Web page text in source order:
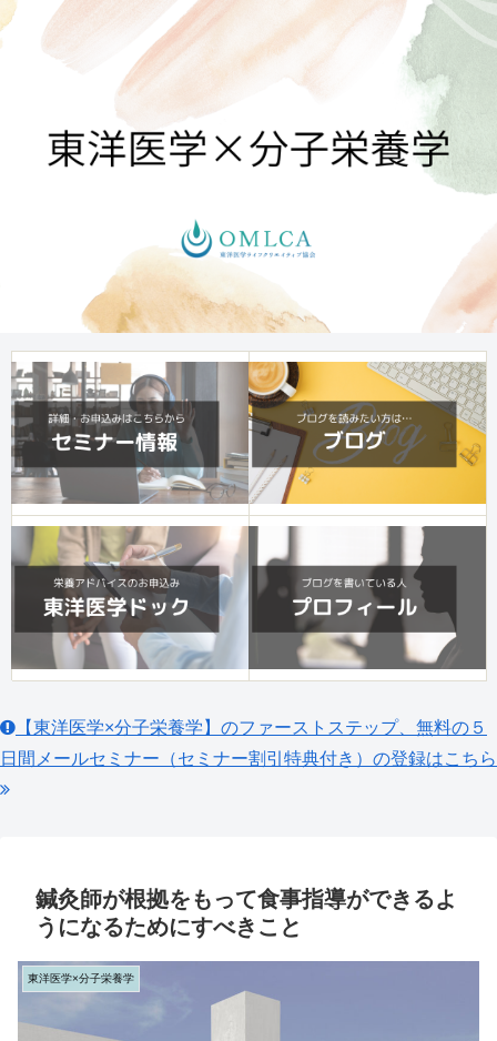
【東洋医学×分子栄養学】のファーストステップ、無料の５
日間メールセミナー（セミナー割引特典付き）の登録はこちら
鍼灸師が根拠をもって食事指導ができるよ
うになるためにすべきこと
東洋医学×分子栄養学